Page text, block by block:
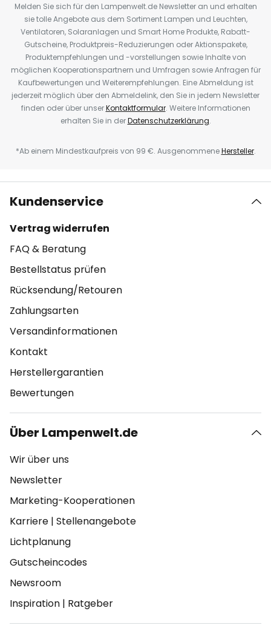
Melden Sie sich für den Lampenwelt.de Newsletter an und erhalten
sie tolle Angebote aus dem Sortiment Lampen und Leuchten,
Ventilatoren, Solaranlagen und Smart Home Produkte, Rabatt-
Gutscheine, Produktpreis-Reduzierungen oder Aktionspakete,
Produktempfehlungen und -vorstellungen sowie Inhalte von
möglichen Kooperationspartnern und Umfragen sowie Anfragen für
Kaufbewertungen und Weiterempfehlungen. Eine Abmeldung ist
jederzeit möglich über den Abmeldelink, den Sie in jedem Newsletter
finden oder über unserKontaktformular. Weitere Informationen
erhalten Sie in derDatenschutzerklärung.
*Ab einem Mindestkaufpreis von 99 €. AusgenommeneHersteller.
Kundenservice
Vertrag widerrufen
FAQ & Beratung
Bestellstatus prüfen
Rücksendung/Retouren
Zahlungsarten
Versandinformationen
Kontakt
Herstellergarantien
Bewertungen
Über Lampenwelt.de
Wir über uns
Newsletter
Marketing-Kooperationen
Karriere | Stellenangebote
Lichtplanung
Gutscheincodes
Newsroom
Inspiration | Ratgeber